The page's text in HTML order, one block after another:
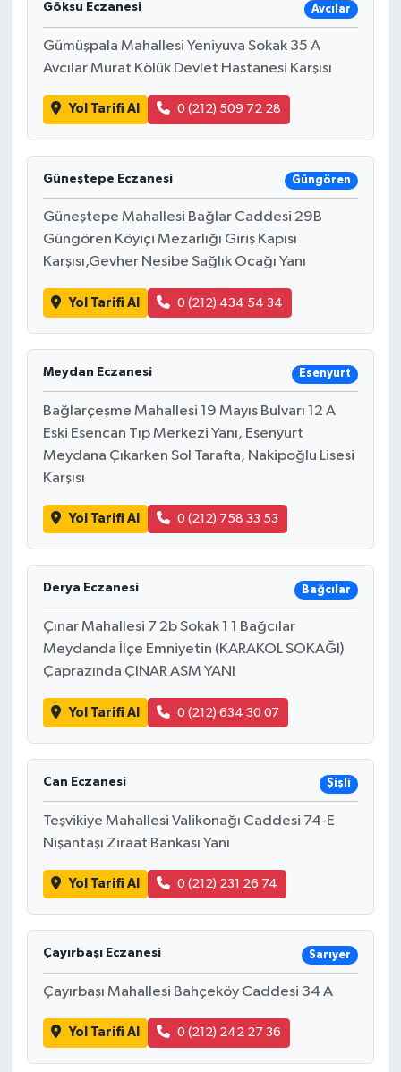
Göksu Eczanesi Avcılar
Gümüşpala Mahallesi Yeniyuva Sokak 35 A
Avcılar Murat Kölük Devlet Hastanesi Karşısı
Yol Tarifi Al 0 (212) 509 72 28
Güneştepe Eczanesi Güngören
Güneştepe Mahallesi Bağlar Caddesi 29B
Güngören Köyiçi Mezarlığı Giriş Kapısı
Karşısı,Gevher Nesibe Sağlık Ocağı Yanı
Yol Tarifi Al 0 (212) 434 54 34
Meydan Eczanesi Esenyurt
Bağlarçeşme Mahallesi 19 Mayıs Bulvarı 12 A
Eski Esencan Tıp Merkezi Yanı, Esenyurt
Meydana Çıkarken Sol Tarafta, Nakipoğlu Lisesi
Karşısı
Yol Tarifi Al 0 (212) 758 33 53
Derya Eczanesi Bağcılar
Çınar Mahallesi 7 2b Sokak 1 1 Bağcılar
Meydanda İlçe Emniyetin (KARAKOL SOKAĞI)
Çaprazında ÇINAR ASM YANI
Yol Tarifi Al 0 (212) 634 30 07
Can Eczanesi Şişli
Teşvikiye Mahallesi Valikonağı Caddesi 74-E
Nişantaşı Ziraat Bankası Yanı
Yol Tarifi Al 0 (212) 231 26 74
Çayırbaşı Eczanesi Sarıyer
Çayırbaşı Mahallesi Bahçeköy Caddesi 34 A
Yol Tarifi Al 0 (212) 242 27 36